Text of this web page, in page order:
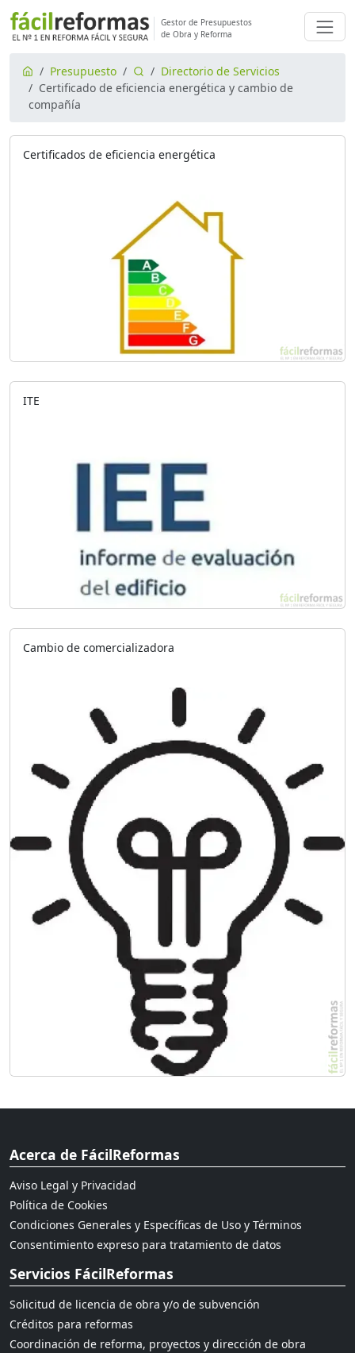
Gestor de Presupuestos
de Obra y Reforma
Presupuesto
Directorio de Servicios
Certificado de eficiencia energética y cambio de
compañía
Certificados de eficiencia energética
ITE
Cambio de comercializadora
Acerca de FácilReformas
Aviso Legal y Privacidad
Política de Cookies
Condiciones Generales y Específicas de Uso y Términos
Consentimiento expreso para tratamiento de datos
Servicios FácilReformas
Solicitud de licencia de obra y/o de subvención
Créditos para reformas
Coordinación de reforma, proyectos y dirección de obra